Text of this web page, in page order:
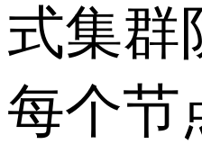
式集群
每个节